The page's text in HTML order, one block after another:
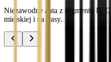
Niezawodne auta z segmentu B,
miejskiej i na trasy.